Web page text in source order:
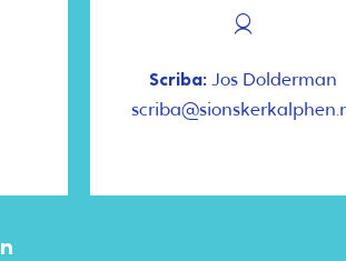
Scriba: Jos Dolderman